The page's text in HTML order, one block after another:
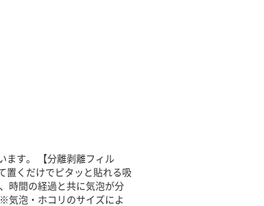
ます。 【分離剥離フィル
置くだけでピタッと貼れる吸
時間の経過と共に気泡が分
気泡・ホコリのサイズによ